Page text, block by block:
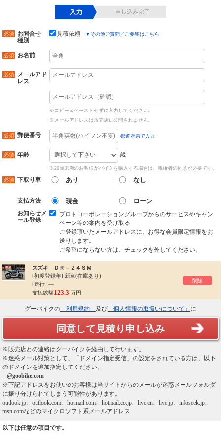
お問合せ
種別
見積依頼 ▼ その他ご質問／ご要望はこちら
お名前
メールアド
レス
※コピー＆ペーストせずに入力してください。
※メールアドレスは販売店に公開されません。
郵便番号 都道府県で入力
年齢 歳
※20歳未満のお客様がバイクを購入する場合は、親権者の同意が必要です。
下取り車 あり なし
支払方法 現金 ローン
お知らせメ
ール登録
プロトコーポレーショングループからのサービスやキャン
ペーン等の案内を受け取る
ご登録頂いたメールアドレスに、お得な会員限定情報をお
送りします。
ご希望にならない方は、チェックを外してください。
スズキ ＤＲ－Ｚ４ＳＭ
[初度登録年] 新車(在庫あり)
[走行] ―
支払総額123.3 万円
削除
グーバイクの「利用規約」 及び「個人情報の取扱いについて」 に
同意して見積り申し込み
※販売店との連絡はグーバイクを経由して行います。
※迷惑メール対策として、「ドメイン指定受信」の設定をされている方は、以下
のドメインを追加指定してください。
@goobike.com
※下記アドレスをお使いのお客様は当サイトからのメールが迷惑メールフォルダ
に振り分けられてしまう可能性があります。
outlook.jp、outlook.com、hotmail.com、hotmail.co.jp、live.cn、live.jp、infoseek.jp、
msn.comなどのマイクロソフト系メールアドレス
以下は任意の項目です。